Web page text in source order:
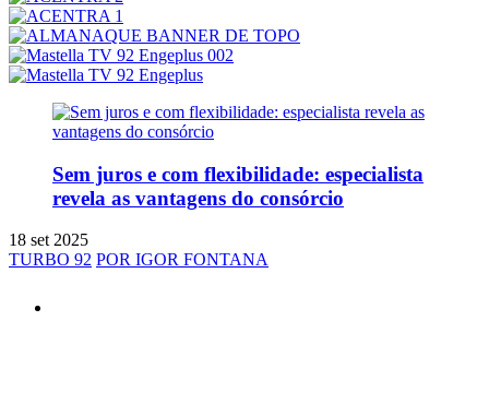
Sem juros e com flexibilidade: especialista
revela as vantagens do consórcio
18 set 2025
TURBO 92 POR IGOR FONTANA